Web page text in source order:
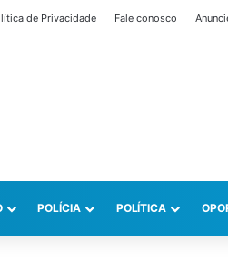
de Privacidade Fale conosco
POLÍCIA POLÍTICA